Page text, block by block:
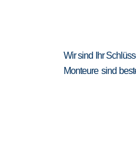
Wir sind Ihr
Monteure sind